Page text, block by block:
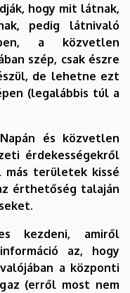
hogy mit látnak,
pedig látnivaló
a közvetlen
szép, csak észre
de lehetne ezt
(legalábbis túl a
és közvetlen
érdekességekről
más területek kissé
érthetőség talaján
kezdeni, amiről
az, hogy
a központi
(erről most nem